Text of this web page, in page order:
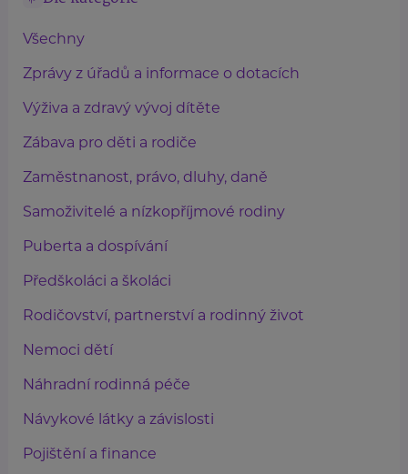
Všechny
Zprávy z úřadů a informace o dotacích
Výživa a zdravý vývoj dítěte
Zábava pro děti a rodiče
Zaměstnanost, právo, dluhy, daně
Samoživitelé a nízkopříjmové rodiny
Puberta a dospívání
Předškoláci a školáci
Rodičovství, partnerství a rodinný život
Nemoci dětí
Náhradní rodinná péče
Návykové látky a závislosti
Pojištění a finance